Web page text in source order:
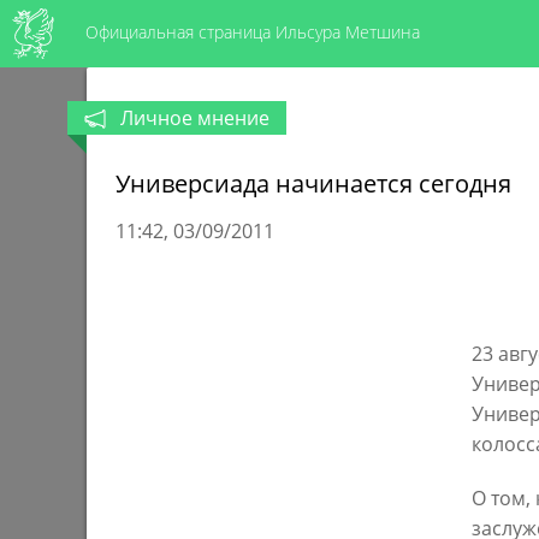
Официальная страница Ильсура Метшина
Личное мнение
Универсиада начинается сегодня
11:42 03/09/2011
23
О том,